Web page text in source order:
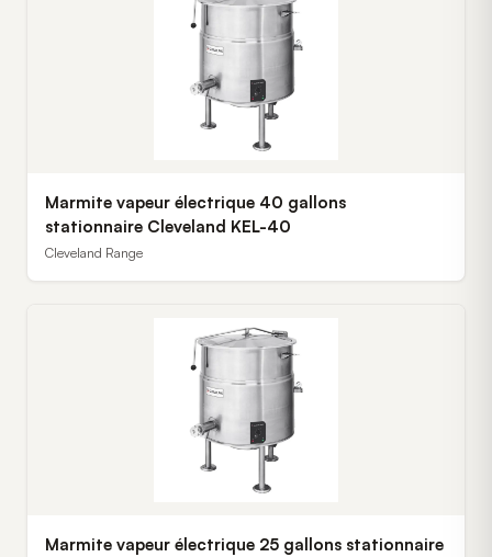
Marmite vapeur électrique 40 gallons
stationnaire Cleveland KEL-40
Cleveland Range
Marmite vapeur électrique 25 gallons stationnaire